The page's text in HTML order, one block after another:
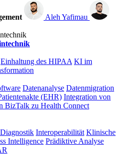
Aleh Yafimau
Einhaltung des HIPAA KI im
Datenanalyse Datenmigration
(EHR) Integration von
BizTalk zu Health Connect
Interoperabilität Klinische
Intelligence Prädiktive Analyse